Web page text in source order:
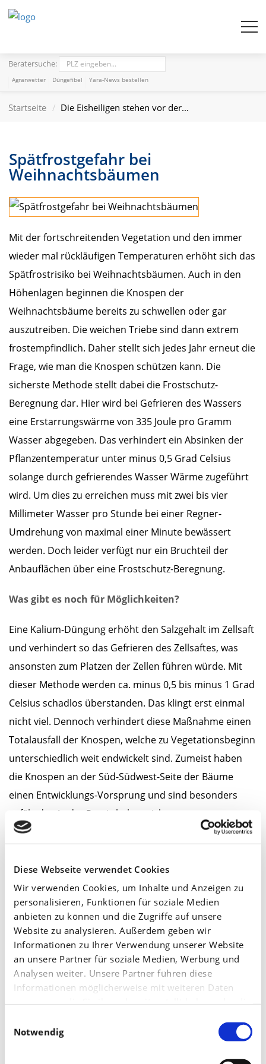
Diese Webseite verwendet Cookies
Wir verwenden Cookies, um Inhalte und Anzeigen zu
personalisieren, Funktionen für soziale Medien
anbieten zu können und die Zugriffe auf unsere
Website zu analysieren. Außerdem geben wir
Informationen zu Ihrer Verwendung unserer Website
an unsere Partner für soziale Medien, Werbung und
Analysen weiter. Unsere Partner führen diese
Informationen möglicherweise mit weiteren Daten
zusammen, die Sie ihnen bereitgestellt haben oder die
haben.
Notwendig
Beratersuche:
Agrarwetter Düngefibel Yara-News bestellen
Startseite Die Eisheiligen stehen vor der...
Spätfrostgefahr bei
Weihnachtsbäumen
Mit der fortschreitenden Vegetation und den immer
wieder mal rückläufigen Temperaturen erhöht sich das
Spätfrostrisiko bei Weihnachtsbäumen. Auch in den
Höhenlagen beginnen die Knospen der
Weihnachtsbäume bereits zu schwellen oder gar
auszutreiben. Die weichen Triebe sind dann extrem
frostempfindlich. Daher stellt sich jedes Jahr erneut die
Frage, wie man die Knospen schützen kann. Die
sicherste Methode stellt dabei die Frostschutz-
Beregnung dar. Hier wird bei Gefrieren des Wassers
eine Erstarrungswärme von 335 Joule pro Gramm
Wasser abgegeben. Das verhindert ein Absinken der
Pflanzentemperatur unter minus 0,5 Grad Celsius
solange durch gefrierendes Wasser Wärme zugeführt
wird. Um dies zu erreichen muss mit zwei bis vier
Millimeter Wasser pro Stunde bei einer Regner-
Umdrehung von maximal einer Minute bewässert
werden. Doch leider verfügt nur ein Bruchteil der
Anbauflächen über eine Frostschutz-Beregnung.
Was gibt es noch für Möglichkeiten?
Eine Kalium-Düngung erhöht den Salzgehalt im Zellsaft
und verhindert so das Gefrieren des Zellsaftes, was
ansonsten zum Platzen der Zellen führen würde. Mit
dieser Methode werden ca. minus 0,5 bis minus 1 Grad
Celsius schadlos überstanden. Das klingt erst einmal
nicht viel. Dennoch verhindert diese Maßnahme einen
Totalausfall der Knospen, welche zu Vegetationsbeginn
unterschiedlich weit endwickelt sind. Zumeist haben
die Knospen an der Süd-Südwest-Seite der Bäume
einen Entwicklungs-Vorsprung und sind besonders
gefährdet. In der Praxis haben sich
Spritzbehandlungen mit Kaliumnitrat oder
Kaliumnitrat wird maximal mit einer ein-prozentigen
Lösung, 10 Kilogramm in 1.000 Liter Wasser pro Hektar,
gespritzt. Eine höhere Konzentration kann zu Schäden
führen. Formulierte Blattdünger werden je nach
Nährstoffgehalt dosiert und der Wasseraufwand an die
Bestandshöhe angepasst. Bei Großen Bäumen werden
beispielsweise 600 Liter Wasser pro Hektar eingesetzt.
gegenüber Nährsalzen wie dem Kaliumnitrat. Die